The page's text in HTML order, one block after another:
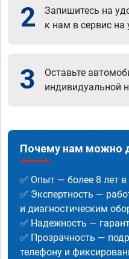
2
Запишитесь на
к нам в сервис на
3
Оставьте
индивидуальной
Почему нам можно
✅ Опыт — более 8 лет
✅ Экспертность —
и диагностическим
✅ Надежность —
✅ Прозрачность —
телефону и